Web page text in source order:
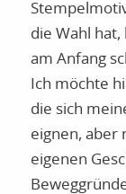
die Wahl hat,
am Anfang
Ich möchte
die sich
eignen, aber
eigenen